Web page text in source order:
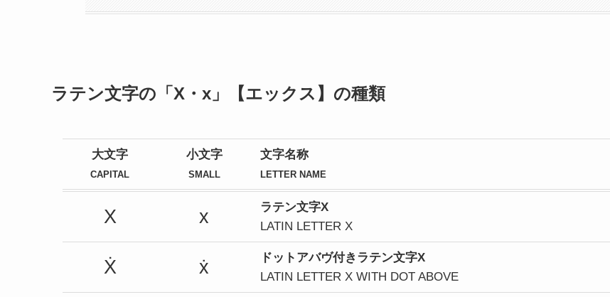
ラテン文字の「X・x」【エックス】の種類
大文字
CAPITAL
小文字
SMALL
文字名称
LETTER NAME
X x
ラテン文字X
LATIN LETTER X
Ẋ ẋ
ドットアバヴ付きラテン文字X
LATIN LETTER X WITH DOT ABOVE